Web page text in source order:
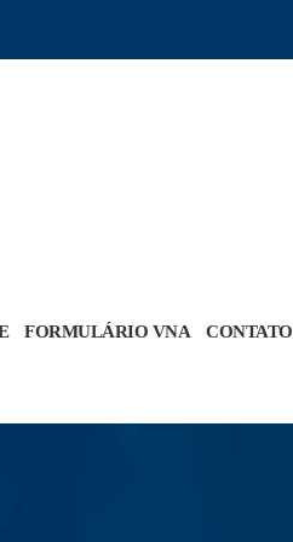
FORMULÁRIO VNA CONTATO